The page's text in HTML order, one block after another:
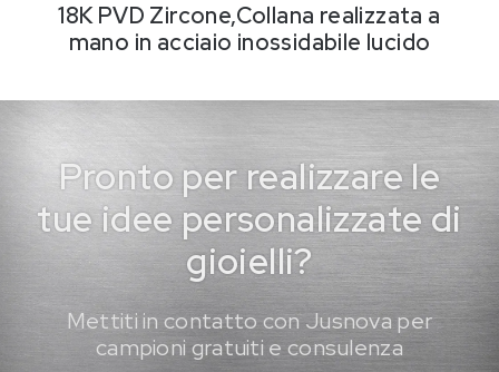
18K PVD Zircone,Collana realizzata a
mano in acciaio inossidabile lucido
Pronto per realizzare le
tue idee personalizzate di
gioielli?
Mettiti in contatto con Jusnova per
campioni gratuiti e consulenza